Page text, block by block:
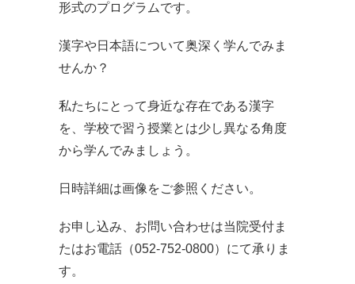
形式のプログラムです。
漢字や日本語について奥深く学んでみま
せんか？
私たちにとって身近な存在である漢字
を、学校で習う授業とは少し異なる角度
から学んでみましょう。
日時詳細は画像をご参照ください。
お申し込み、お問い合わせは当院受付ま
たはお電話（052-752-0800）にて承りま
す。